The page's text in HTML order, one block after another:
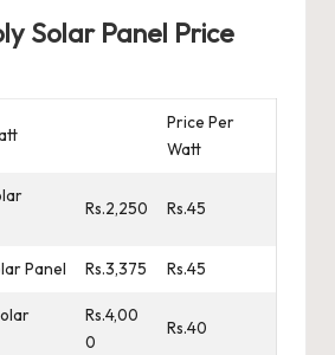
Solar Panel Price
Price Per
Watt
Rs.2,250 Rs.45
Panel Rs.3,375 Rs.45
Rs.4,00
0
Rs.40